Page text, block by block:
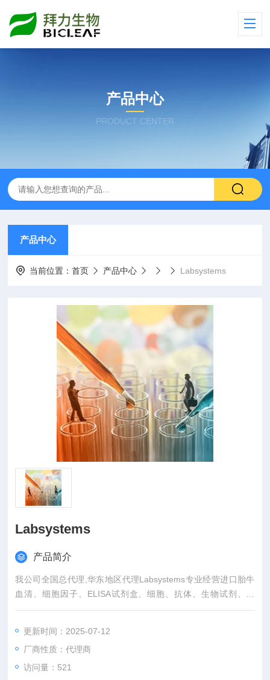
产品中心
PRODUCT CENTER
产品中心
当前位置：首页 产品中心 Labsystems
Labsystems
产品简介
我公司全国总代理,华东地区代理Labsystems专业经营进口胎牛
血清、细胞因子、ELISA试剂盒、细胞、抗体、生物试剂、耗
材、培养基、一抗、二抗、其产品吸附均匀，吸附性好，空白值
更新时间：2025-07-12
厂商性质：代理商
访问量：521